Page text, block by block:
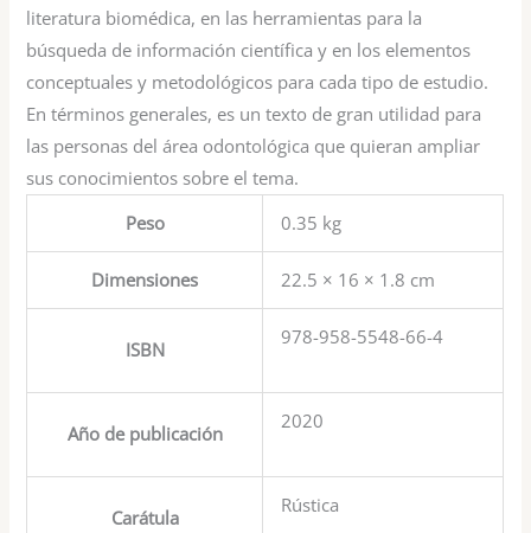
literatura biomédica, en las herramientas para la
búsqueda de información científica y en los elementos
conceptuales y metodológicos para cada tipo de estudio.
En términos generales, es un texto de gran utilidad para
las personas del área odontológica que quieran ampliar
sus conocimientos sobre el tema.
Peso
0.35 kg
Dimensiones 22.5 × 16 × 1.8 cm
ISBN
978-958-5548-66-4
Año de publicación
2020
Carátula
Rústica